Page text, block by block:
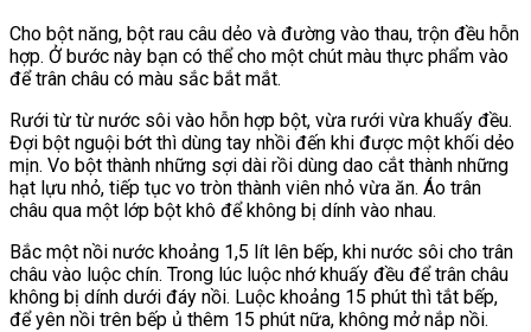
Cho bột năng, bột rau câu dẻo và đường vào thau, trộn đều hỗn
hợp. Ở bước này bạn có thể cho một chút màu thực phẩm vào
để trân châu có màu sắc bắt mắt.
Rưới từ từ nước sôi vào hỗn hợp bột, vừa rưới vừa khuấy đều.
Đợi bột nguội bớt thì dùng tay nhồi đến khi được một khối dẻo
mịn. Vo bột thành những sợi dài rồi dùng dao cắt thành những
hạt lựu nhỏ, tiếp tục vo tròn thành viên nhỏ vừa ăn. Áo trân
châu qua một lớp bột khô để không bị dính vào nhau.
Bắc một nồi nước khoảng 1,5 lít lên bếp, khi nước sôi cho trân
châu vào luộc chín. Trong lúc luộc nhớ khuấy đều để trân châu
không bị dính dưới đáy nồi. Luộc khoảng 15 phút thì tắt bếp,
để yên nồi trên bếp ủ thêm 15 phút nữa, không mở nắp nồi.